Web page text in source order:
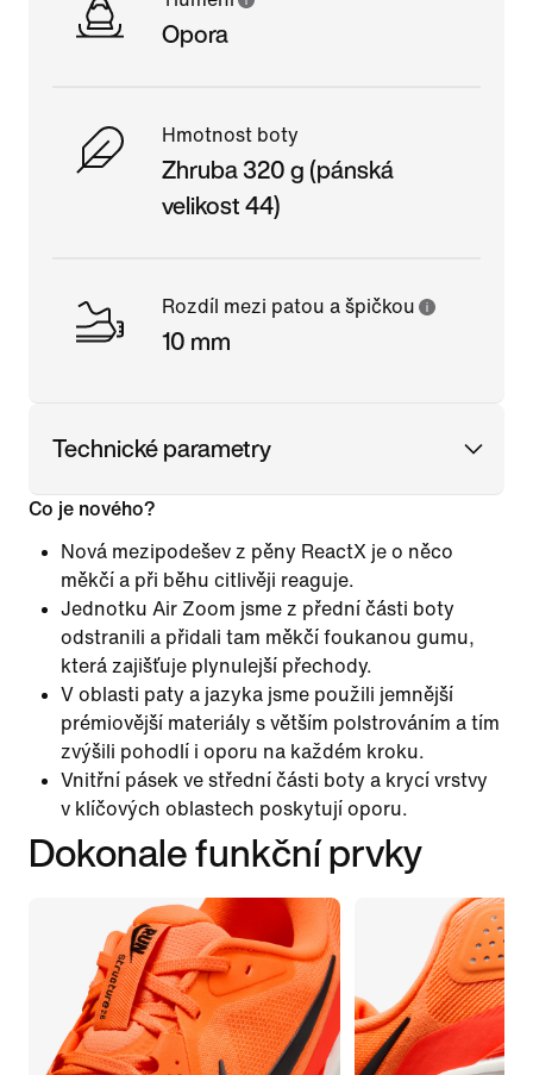
Opora
Hmotnost boty
Zhruba 320 g (pánská
velikost 44)
Rozdíl mezi patou a špičkou
10 mm
Technické parametry
Co je nového?
Nová mezipodešev z pěny ReactX je o něco
měkčí a při běhu citlivěji reaguje.
Jednotku Air Zoom jsme z přední části boty
odstranili a přidali tam měkčí foukanou gumu,
která zajišťuje plynulejší přechody.
V oblasti paty a jazyka jsme použili jemnější
prémiovější materiály s větším polstrováním a tím
zvýšili pohodlí i oporu na každém kroku.
Vnitřní pásek ve střední části boty a krycí vrstvy
v klíčových oblastech poskytují oporu.
Dokonale funkční prvky